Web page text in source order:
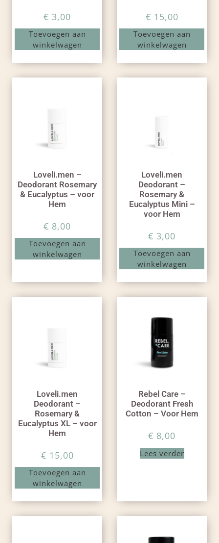
€ 3,00
Toevoegen aan
winkelwagen
€ 15,00
Toevoegen aan
winkelwagen
Loveli.men –
Deodorant Rosemary
& Eucalyptus – voor
Hem
€ 8,00
Toevoegen aan
winkelwagen
Loveli.men
Deodorant –
Rosemary &
Eucalyptus Mini –
voor Hem
€ 3,00
Toevoegen aan
winkelwagen
Loveli.men
Deodorant –
Rosemary &
Eucalyptus XL – voor
Hem
€ 15,00
Toevoegen aan
winkelwagen
Rebel Care –
Deodorant Fresh
Cotton – Voor Hem
€ 8,00
Lees verder